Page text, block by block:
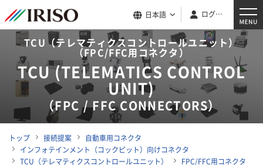
日本語 ログイン
TCU（テレマティクスコントロールユニット）
（FPC/FFC用コネクタ）
TCU (TELEMATICS CONTROL
UNIT)
（FPC / FFC CONNECTORS）
トップ 接続提案
自動車用コネクタ
インフォテインメント（コックピット）向けコネクタ
TCU（テレマティクスコントロールユニット）
FPC/FFC用コネクタ